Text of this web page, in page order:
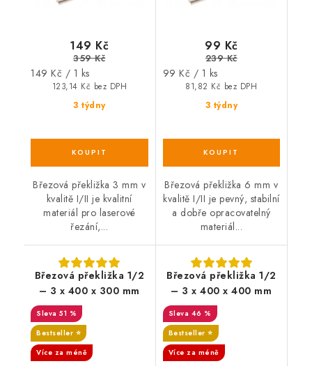
3 týdny
123,14 Kč bez DPH
149 Kč
359 Kč
Měrná
cena:
149 Kč / 1 ks
Březová překližka 3 mm v
kvalitě I/II je kvalitní
materiál pro laserové
řezání,...
3 týdny
81,82 Kč bez DPH
99 Kč
239 Kč
Měrná
99 Kč / 1 ks
Březová překližka 6 mm v
kvalitě I/II je pevný, stabilní
a dobře opracovatelný
materiál...
Březová překližka 1/2
– 3 x 400 x 300 mm
51 %
Bestseller ⭐️
Více za méně
Březová překližka 1/2
– 3 x 400 x 400 mm
46 %
Bestseller ⭐️
Více za méně